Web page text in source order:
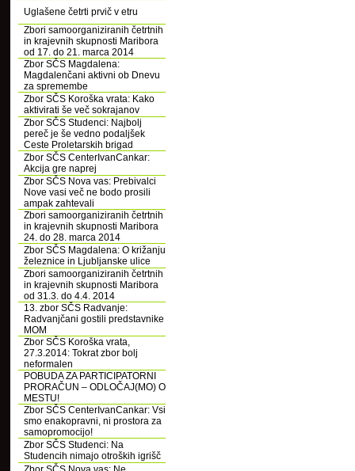
Uglašene četrti prvič v etru
Zbori samoorganiziranih četrtnih
in krajevnih skupnosti Maribora
od 17. do 21. marca 2014
Zbor SČS Magdalena:
Magdalenčani aktivni ob Dnevu
za spremembe
Zbor SČS Koroška vrata: Kako
aktivirati še več sokrajanov
Zbor SČS Studenci: Najbolj
pereč je še vedno podaljšek
Ceste Proletarskih brigad
Zbor SČS CenterIvanCankar:
Akcija gre naprej
Zbor SČS Nova vas: Prebivalci
Nove vasi več ne bodo prosili
ampak zahtevali
Zbori samoorganiziranih četrtnih
in krajevnih skupnosti Maribora
24. do 28. marca 2014
Zbor SČS Magdalena: O križanju
železnice in Ljubljanske ulice
Zbori samoorganiziranih četrtnih
in krajevnih skupnosti Maribora
od 31.3. do 4.4. 2014
13. zbor SČS Radvanje:
Radvanjčani gostili predstavnike
MOM
Zbor SČS Koroška vrata,
27.3.2014: Tokrat zbor bolj
neformalen
POBUDA ZA PARTICIPATORNI
PRORAČUN – ODLOČAJ(MO) O
MESTU!
Zbor SČS CenterIvanCankar: Vsi
smo enakopravni, ni prostora za
samopromocijo!
Zbor SČS Studenci: Na
Studencih nimajo otroških igrišč